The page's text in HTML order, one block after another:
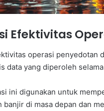
Efektivitas
operasi penyedotan
data yang diperoleh
ini digunakan untuk
banjir di masa depan dan